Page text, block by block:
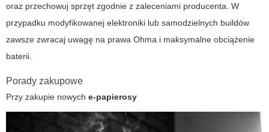
oraz przechowuj sprzęt zgodnie z zaleceniami producenta. W
przypadku modyfikowanej elektroniki lub samodzielnych buildów
zawsze zwracaj uwagę na prawa Ohma i maksymalne obciążenie
baterii.
Porady zakupowe
Przy zakupie nowych e-papierosy